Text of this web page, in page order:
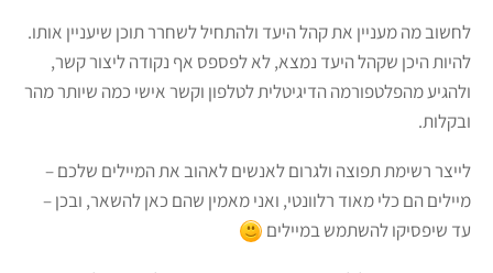
לחשוב מה מעניין את קהל היעד ולהתחיל לשחרר תוכן שיעניין אותו.
להיות היכן שקהל היעד נמצא, לא לפספס אף נקודה ליצור קשר,
ולהגיע מהפלטפורמה הדיגיטלית לטלפון וקשר אישי כמה שיותר מהר
ובקלות.
לייצר רשימת תפוצה ולגרום לאנשים לאהוב את המיילים שלכם –
מיילים הם כלי מאוד רלוונטי, ואני מאמין שהם כאן להשאר, ובכן –
עד שיפסיקו להשתמש במיילים